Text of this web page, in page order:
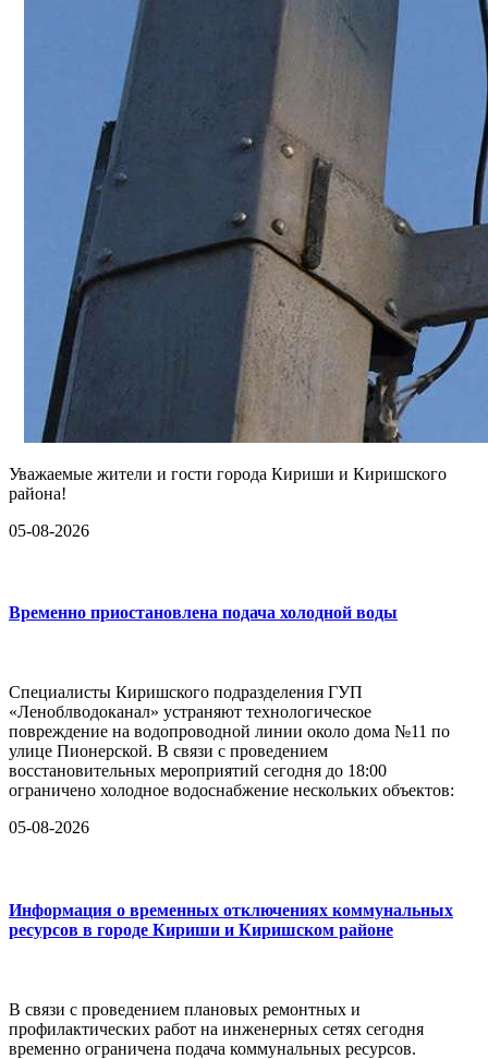
Уважаемые жители и гости города Кириши и Киришского
района!
05-08-2026
Временно приостановлена подача холодной воды
Специалисты Киришского подразделения ГУП
«Леноблводоканал» устраняют технологическое
повреждение на водопроводной линии около дома №11 по
улице Пионерской. В связи с проведением
восстановительных мероприятий сегодня до 18:00
ограничено холодное водоснабжение нескольких объектов:
05-08-2026
Информация о временных отключениях коммунальных
ресурсов в городе Кириши и Киришском районе
В связи с проведением плановых ремонтных и
профилактических работ на инженерных сетях сегодня
временно ограничена подача коммунальных ресурсов.